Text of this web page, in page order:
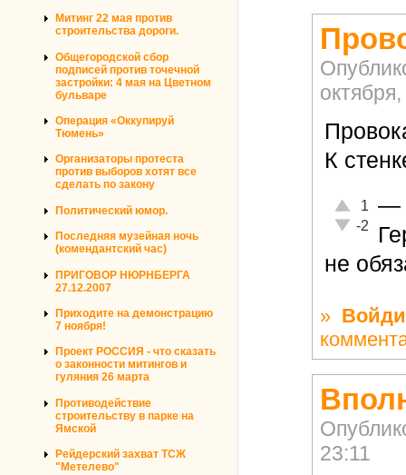
Митинг 22 мая против
строительства дороги.
Общегородской сбор
подписей против точечной
застройки: 4 мая на Цветном
бульваре
Операция «Оккупируй
Тюмень»
Организаторы протеста
против выборов хотят все
сделать по закону
Политический юмор.
Последняя музейная ночь
(комендантский час)
ПРИГОВОР НЮРНБЕРГА
27.12.2007
Приходите на демонстрацию
7 ноября!
Проект РОССИЯ - что сказать
о законности митингов и
гуляния 26 марта
Противодействие
строительству в парке на
Ямской
Рейдерский захват ТСЖ
"Метелево"
К
Отлично!
1
-2
—
не
»
23:11